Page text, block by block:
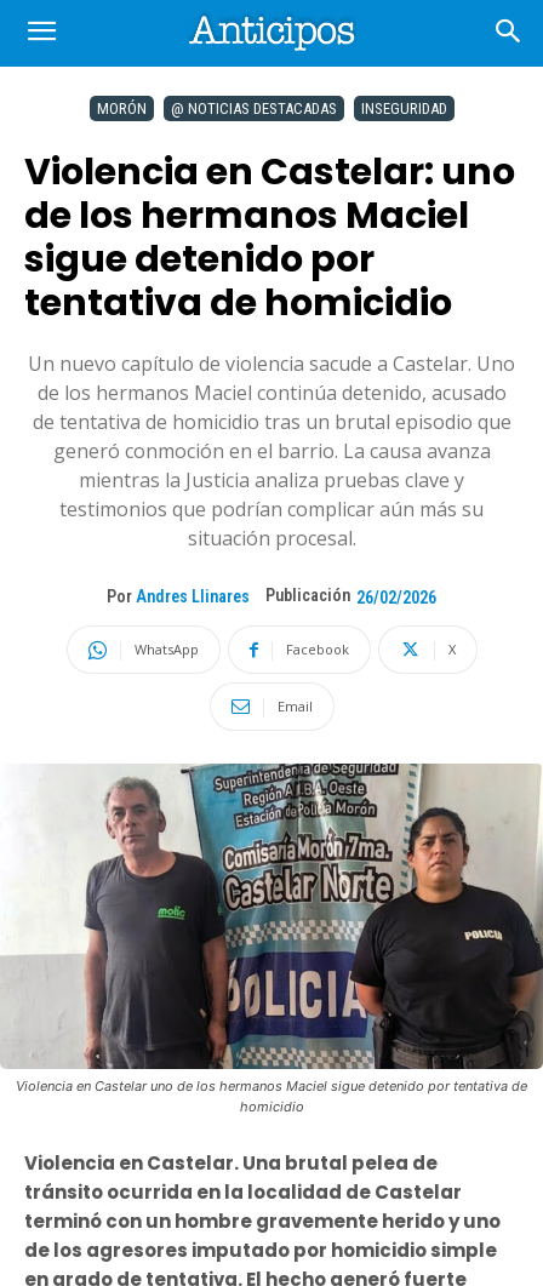
MORÓN @ NOTICIAS DESTACADAS INSEGURIDAD
Violencia en Castelar: uno
de los hermanos Maciel
sigue detenido por
tentativa de homicidio
Un nuevo capítulo de violencia sacude a Castelar. Uno
de los hermanos Maciel continúa detenido, acusado
de tentativa de homicidio tras un brutal episodio que
generó conmoción en el barrio. La causa avanza
mientras la Justicia analiza pruebas clave y
testimonios que podrían complicar aún más su
situación procesal.
Por Andres Llinares Publicación 26/02/2026
WhatsApp Facebook X
Email
Violencia en Castelar uno de los hermanos Maciel sigue detenido por tentativa de
homicidio
Violencia en Castelar. Una brutal pelea de
tránsito ocurrida en la localidad de Castelar
terminó con un hombre gravemente herido y uno
de los agresores imputado por homicidio simple
en grado de tentativa. El hecho generó fuerte